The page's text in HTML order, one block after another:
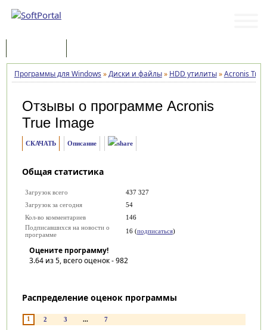
Программы для Windows »Диски и файлы» HDD утилиты»Acronis
Отзывы о программе Acronis
True Image
СКАЧАТЬ Описание
Общая статистика
Загрузок всего
437 327
Загрузок за сегодня
54
Кол-во комментариев
146
Подписавшихся на новости о
программе
16 (подписаться)
Оцените программу!
3.64из 5, всего оценок -982
Распределение оценок программы
1 2 3 ... 7